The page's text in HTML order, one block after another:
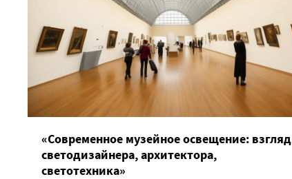
«Современное музейное освещение: взгляд
светодизайнера, архитектора,
светотехника»